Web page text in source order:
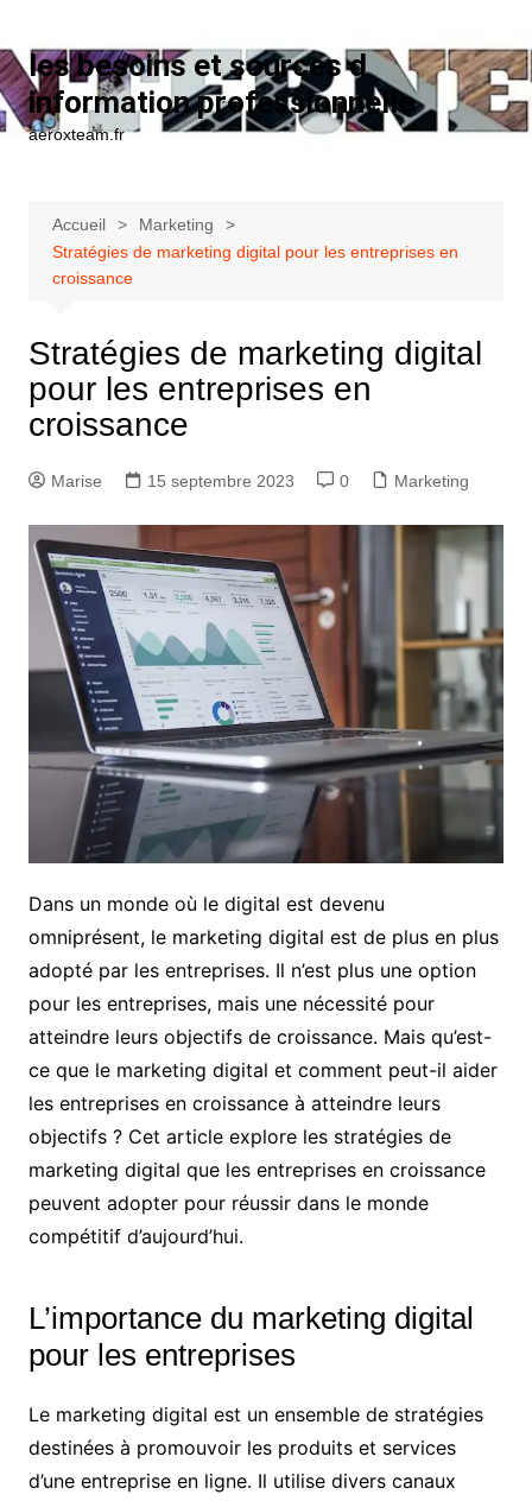
les besoins et sources d
information professionnelle
aeroxteam.fr
Accueil
Marketing
Stratégies de marketing digital pour les entreprises en
croissance
Stratégies de marketing digital
pour les entreprises en
croissance
Marise 15 septembre 2023 0 Marketing
Dans un monde où le digital est devenu
omniprésent, le marketing digital est de plus en plus
adopté par les entreprises. Il n’est plus une option
pour les entreprises, mais une nécessité pour
atteindre leurs objectifs de croissance. Mais qu’est-
ce que le marketing digital et comment peut-il aider
les entreprises en croissance à atteindre leurs
objectifs ? Cet article explore les stratégies de
marketing digital que les entreprises en croissance
peuvent adopter pour réussir dans le monde
compétitif d’aujourd’hui.
L’importance du marketing digital
pour les entreprises
Le marketing digital est un ensemble de stratégies
destinées à promouvoir les produits et services
d’une entreprise en ligne. Il utilise divers canaux